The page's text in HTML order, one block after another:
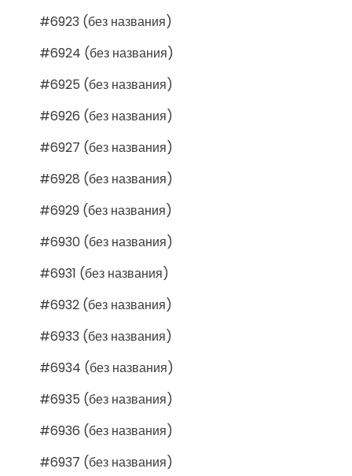
#6923 (без названия)
#6924 (без названия)
#6925 (без названия)
#6926 (без названия)
#6927 (без названия)
#6928 (без названия)
#6929 (без названия)
#6930 (без названия)
#6931 (без названия)
#6932 (без названия)
#6933 (без названия)
#6934 (без названия)
#6935 (без названия)
#6936 (без названия)
#6937 (без названия)